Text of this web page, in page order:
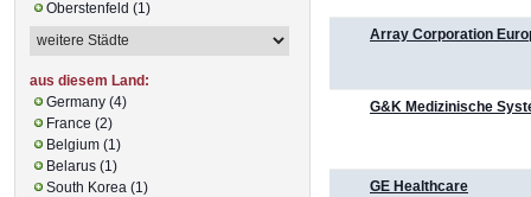
Array Corporation
G&K Medizinische
GE Healthcare
Oberstenfeld (1)
aus diesem Land:
Germany (4)
France (2)
Belgium (1)
Belarus (1)
South Korea (1)